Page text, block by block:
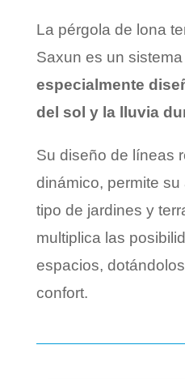
La pérgola de lona
Saxun es un
especialmente
del sol y la lluvia
Su diseño de líneas
dinámico, permite
tipo de jardines y
multiplica las
espacios,
confort.